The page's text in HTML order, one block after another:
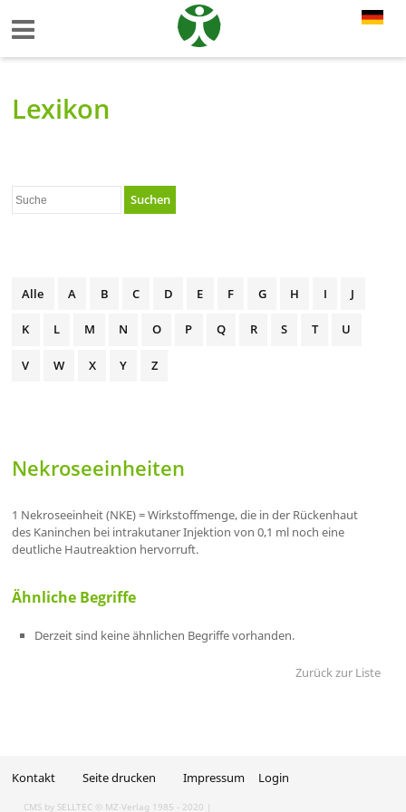
Lexikon
Suchen
Alle A B C D E F G H I J
K L M N O P Q R S T U
V W X Y Z
Nekroseeinheiten
1 Nekroseeinheit (NKE) = Wirkstoffmenge, die in der Rückenhaut
des Kaninchen bei intrakutaner Injektion von 0,1 ml noch eine
deutliche Hautreaktion hervorruft.
Ähnliche Begriffe
Derzeit sind keine ähnlichen Begriffe vorhanden.
Zurück zur Liste
Kontakt Seite drucken Impressum Login
CMS by SELLTEC © MZ-Verlag 1985 - 2020 |